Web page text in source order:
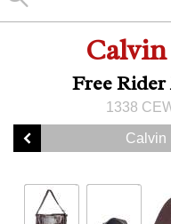
Free Rider
1338
Calvin